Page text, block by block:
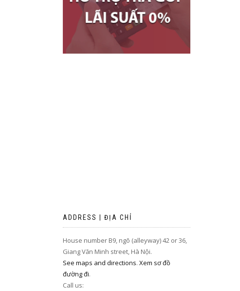
ADDRESS | ĐỊA CHỈ
House number B9, ngõ (alleyway) 42 or 36,
Giang Văn Minh street, Hà Nội.
See maps and directions. Xem sơ đồ
đường đi.
Call us: